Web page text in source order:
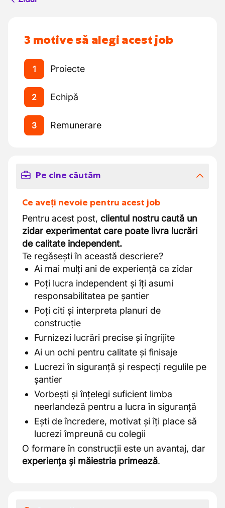
3 motive să alegi acest job
1 Proiecte
2 Echipă
3 Remunerare
Pe cine căutăm
Ce aveți nevoie pentru acest job
Pentru acest post, clientul nostru caută un
zidar experimentat care poate livra lucrări
de calitate independent.
Te regăsești în această descriere?
Ai mai mulți ani de experiență ca zidar
Poți lucra independent și îți asumi
responsabilitatea pe șantier
Poți citi și interpreta planuri de
construcție
Furnizezi lucrări precise și îngrijite
Ai un ochi pentru calitate și finisaje
Lucrezi în siguranță și respecți regulile pe
șantier
Vorbești și înțelegi suficient limba
neerlandeză pentru a lucra în siguranță
Ești de încredere, motivat și îți place să
lucrezi împreună cu colegii
O formare în construcții este un avantaj, dar
experiența și măiestria primează.